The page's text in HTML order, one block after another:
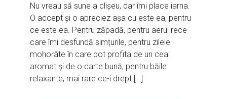
Nu vreau să sune a clișeu, dar îmi place iarna.
O accept și o apreciez așa cu este ea, pentru
ce este ea. Pentru zăpadă, pentru aerul rece
care îmi desfundă simțurile, pentru zilele
mohorâte în care pot profita de un ceai
aromat și de o carte bună, pentru băile
relaxante, mai rare ce-i drept […]